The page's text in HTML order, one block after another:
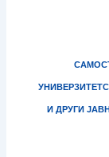
И ДРУГИ